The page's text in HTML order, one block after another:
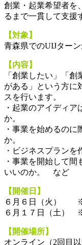
創業・起業希望者を
るまで一貫して支援
【対象】
青森県でのUIJター
【内容】
「創業したい」「
がある」という方に
スを行います。
・起業のアイディ
か。
・事業を始めるの
か。
・ビジネスプランを
・事業を開始して
いいのか。 など
【開催日】
６月６日（火） ※
６月１７日（土）
【開催場所】
オンライン（2回目